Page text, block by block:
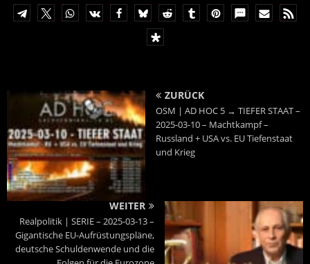
ZURÜCK
OSM | AD HOC 5 → TIEFER STAAT –
2025-03-10 – Machtkampf –
Russland + USA vs. EU Tiefenstaat
und Krieg
WEITER
Realpolitik | SERIE – 2025-03-13 –
Gigantische EU-Aufrüstungspläne,
deutsche Schuldenwende und die